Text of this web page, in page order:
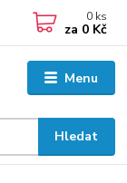
Menu
Hledat
0 ks
za 0 Kč